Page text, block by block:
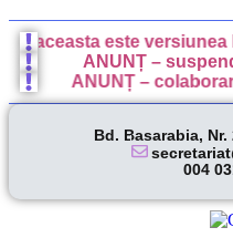
este versiunea
ANUNȚ –
ANUNȚ –
Bd. Basarabia,
004